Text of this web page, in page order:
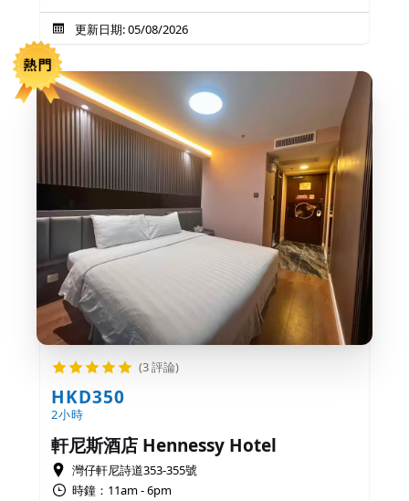
更新日期: 05/08/2026
(3 評論)
HKD350
2小時
軒尼斯酒店 Hennessy Hotel
灣仔軒尼詩道353-355號
時鐘：11am - 6pm